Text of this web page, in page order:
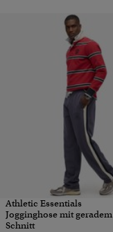
Athletic Essentials
Jogginghose mit geradem
Schnitt